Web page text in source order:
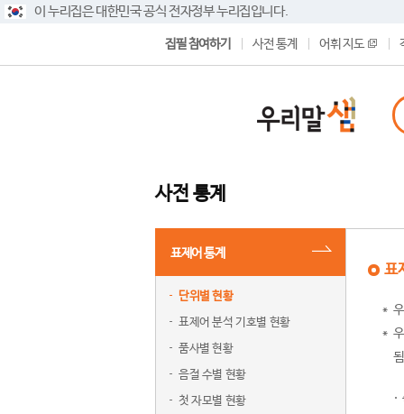
이 누리집은 대한민국 공식 전자정부 누리집입니다.
집필 참여하기 사전 통계 어휘 지도
사전 통계
표제어 통계
단위별 현황
표제어 분석 기호별 현황
품사별 현황
음절 수별 현황
첫 자모별 현황
표